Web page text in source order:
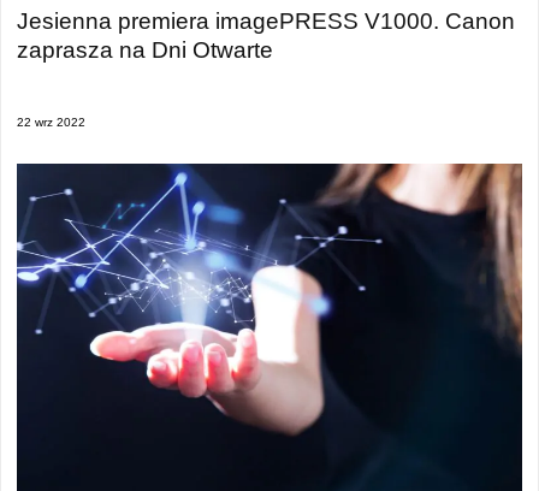
Jesienna premiera imagePRESS V1000. Canon
zaprasza na Dni Otwarte
22 wrz 2022